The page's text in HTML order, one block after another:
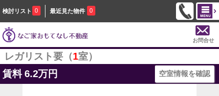
検討リスト 0 最近見た物件 0
お問合せ
レガリスト要（1室）
賃料 6.2万円 空室情報を確認